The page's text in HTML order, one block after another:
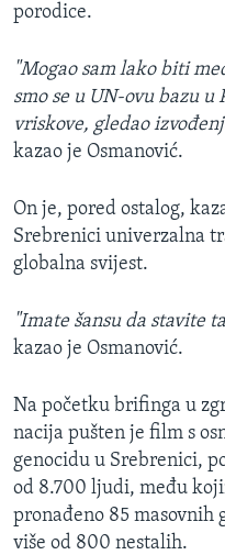
porodice.
"Mogao sam lako biti
smo se u UN-ovu bazu u
vriskove, gledao
kazao je Osmanović.
On je, pored ostalog,
Srebrenici univerzalna
globalna svijest.
"Imate šansu da stavite
kazao je Osmanović.
Na početku brifinga u
nacija pušten je film s
genocidu u Srebrenici,
od 8.700 ljudi, među
pronađeno 85 masovnih
više od 800 nestalih.